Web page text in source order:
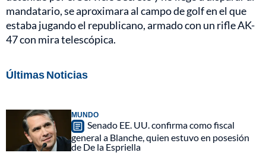
mandatario, se aproximara al campo de golf en el que
estaba jugando el republicano, armado con un rifle AK-
47 con mira telescópica.
Últimas Noticias
MUNDO
Senado EE. UU. confirma como fiscal
general a Blanche, quien estuvo en posesión
de De la Espriella